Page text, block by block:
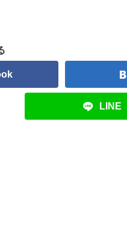
LINE